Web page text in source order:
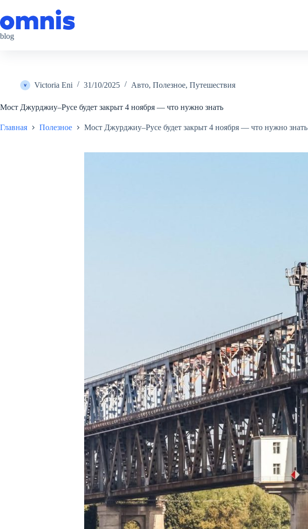
сути
blog
Victoria Eni 31/10/2025 Авто, Полезное, Путешествия
Мост Джурджиу–Русе будет закрыт 4 ноября — что нужно знать
Главная Полезное Мост Джурджиу–Русе будет закрыт 4 ноября — что нужно знать